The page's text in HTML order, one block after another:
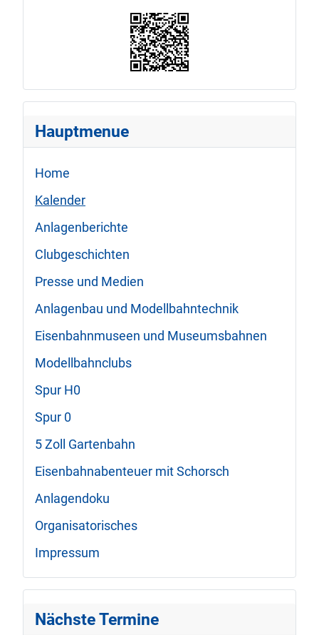
Hauptmenue
Home
Kalender
Anlagenberichte
Clubgeschichten
Presse und Medien
Anlagenbau und Modellbahntechnik
Eisenbahnmuseen und Museumsbahnen
Modellbahnclubs
Spur H0
Spur 0
5 Zoll Gartenbahn
Eisenbahnabenteuer mit Schorsch
Anlagendoku
Organisatorisches
Impressum
Nächste Termine